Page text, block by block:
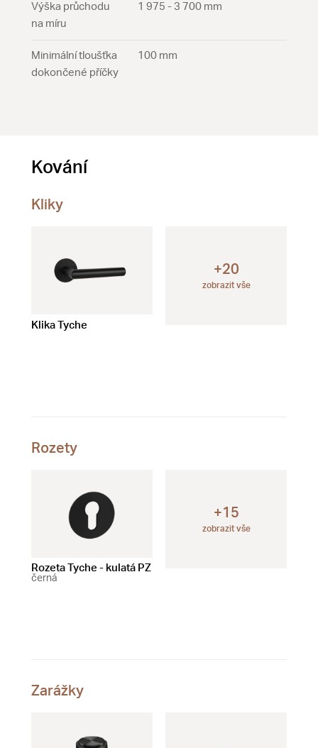
Výška průchodu
na míru
1 975 - 3 700 mm
Minimální tloušťka
dokončené příčky
100 mm
Kování
Kliky
+20
zobrazit vše
Klika Tyche
Rozety
+15
zobrazit vše
Rozeta Tyche - kulatá PZ
černá
Zarážky